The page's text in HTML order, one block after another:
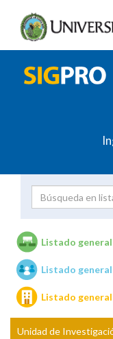
Unidades
Listado
Listado
Listado
Unidad de